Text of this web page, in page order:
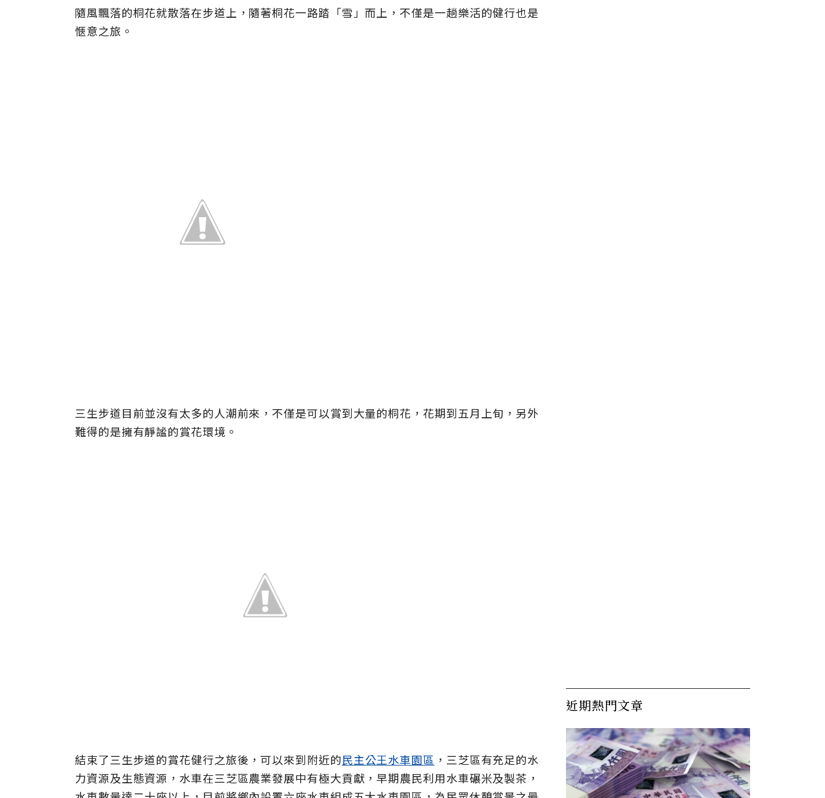
隨風飄落的桐花就散落在步道上，隨著桐花一路踏「雪」而上，不僅是一趟樂活的健行也是
愜意之旅。
三生步道目前並沒有太多的人潮前來，不僅是可以賞到大量的桐花，花期到五月上旬，另外
難得的是擁有靜謐的賞花環境。
結束了三生步道的賞花健行之旅後，可以來到附近的民主公王水車園區 ，三芝區有充足的水
力資源及生態資源，水車在三芝區農業發展中有極大貢獻，早期農民利用水車碾米及製茶，
近期熱門文章